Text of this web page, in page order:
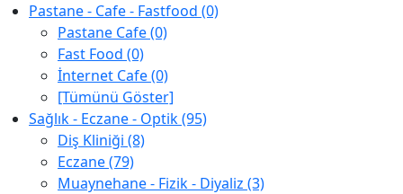
Pastane - Cafe - Fastfood (0)
Pastane Cafe (0)
Fast Food (0)
İnternet Cafe (0)
[Tümünü Göster]
Sağlık - Eczane - Optik (95)
Diş Kliniği (8)
Eczane (79)
Muaynehane - Fizik - Diyaliz (3)